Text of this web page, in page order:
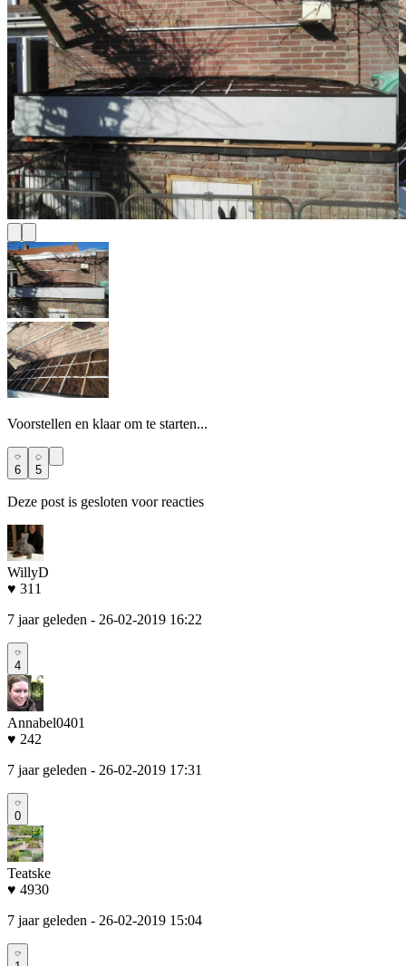
Voorstellen en klaar om te starten...
6 5
Deze post is gesloten voor reacties
WillyD
♥ 311
7 jaar geleden - 26-02-2019 16:22
4
Annabel0401
♥ 242
7 jaar geleden - 26-02-2019 17:31
0
Teatske
♥ 4930
7 jaar geleden - 26-02-2019 15:04